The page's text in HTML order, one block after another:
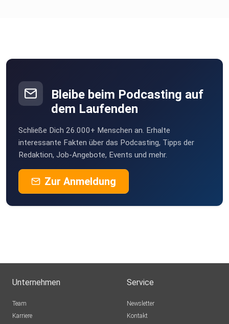
Bleibe beim Podcasting auf
dem Laufenden
Schließe Dich 26.000+ Menschen an. Erhalte
interessante Fakten über das Podcasting, Tipps der
Redaktion, Job-Angebote, Events und mehr.
Zur Anmeldung
Unternehmen
Team
Karriere
Service
Newsletter
Kontakt